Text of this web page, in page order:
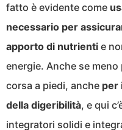
fatto è evidente come
necessario per
apporto di nutrienti e
energie. Anche se
corsa a piedi, anche per
della digeribilità, e qui
integratori solidi e